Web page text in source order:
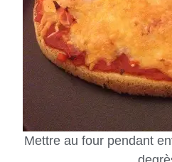
Mettre au four pendant